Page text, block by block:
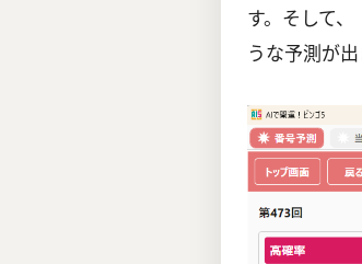
す。そして
うな予測が出